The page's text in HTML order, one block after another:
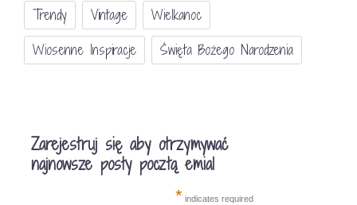
Trendy
Vintage
Wielkanoc
Wiosenne Inspiracje
Święta Bożego Narodzenia
Zarejestruj się aby otrzymywać
najnowsze posty pocztą emial
* indicates required